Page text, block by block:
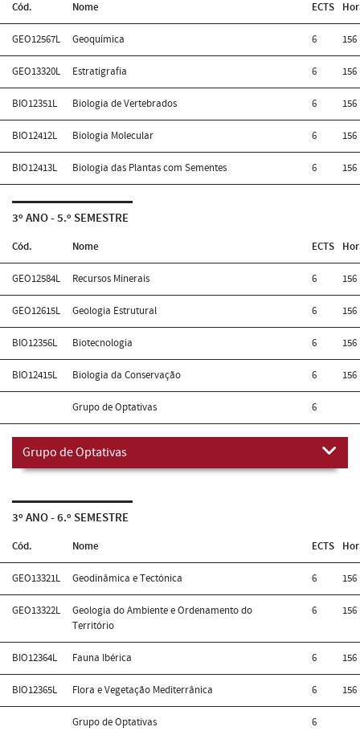
Cód. Nome ECTS
GEO12567L Geoquímica 6 156
GEO13320L Estratigrafia 6 156
BIO12351L Biologia de Vertebrados 6 156
BIO12412L Biologia Molecular 6 156
BIO12413L Biologia das Plantas com Sementes 6 156
3º ANO - 5.º SEMESTRE
Cód. Nome ECTS
GEO12584L Recursos Minerais 6 156
GEO12615L Geologia Estrutural 6 156
BIO12356L Biotecnologia 6 156
BIO12415L Biologia da Conservação 6 156
Grupo de Optativas 6
Grupo de Optativas
3º ANO - 6.º SEMESTRE
Cód. Nome ECTS
GEO13321L Geodinâmica e Tectónica 6 156
GEO13322L
Geologia do Ambiente e Ordenamento do
Território
6 156
BIO12364L Fauna Ibérica 6 156
BIO12365L Flora e Vegetação Mediterrânica 6 156
Grupo de Optativas 6